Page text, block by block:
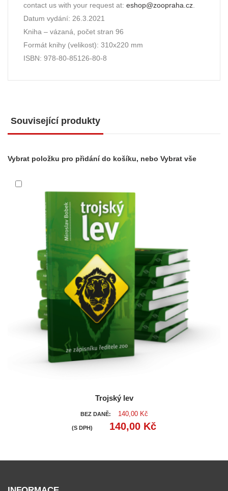
contact us with your request at: eshop@zoopraha.cz
Datum vydání: 26.3.2021
Kniha – vázaná, počet stran 96
Formát knihy (velikost): 310x220 mm
ISBN: 978-80-85126-80-8
Související produkty
Vybrat položku pro přidání do košíku, nebo Vybrat vše
Trojský lev
BEZ DANĚ: 140,00 Kč
(S DPH) 140,00 Kč